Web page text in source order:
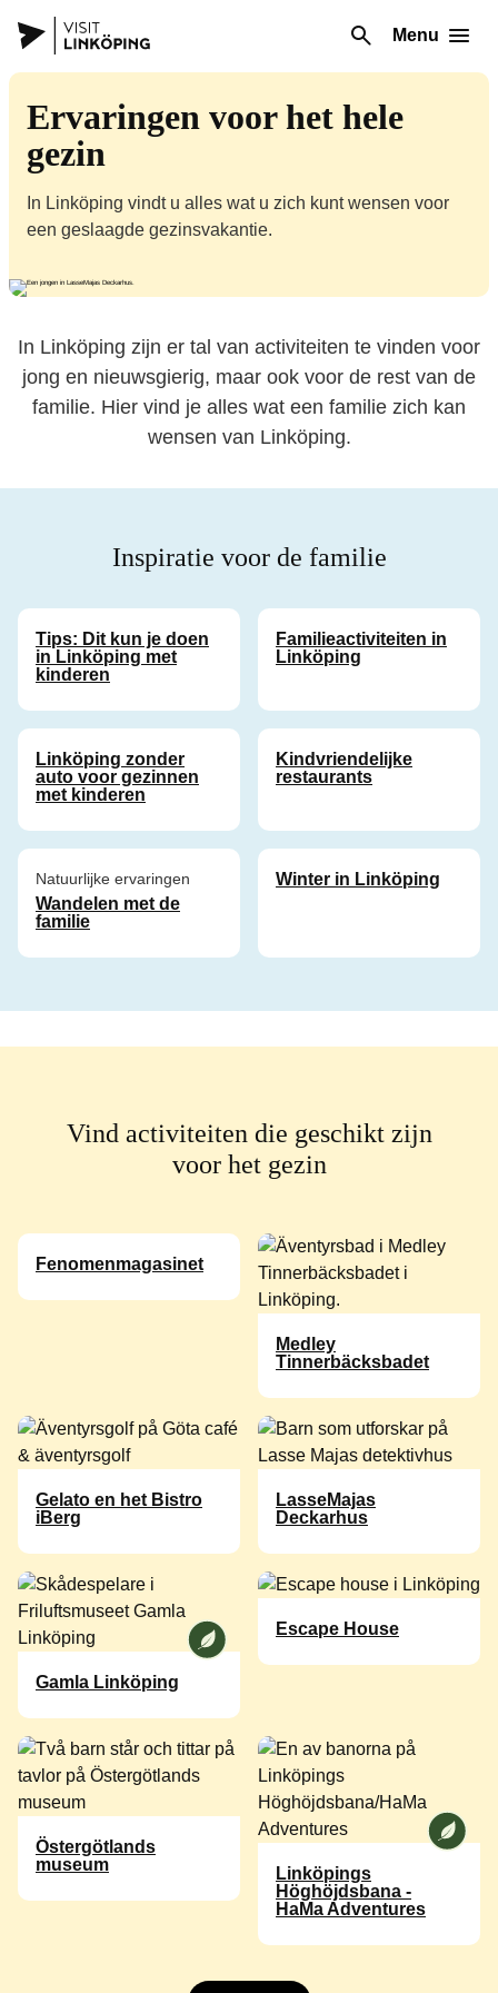
Menu
Ervaringen voor het hele
gezin
In Linköping vindt u alles wat u zich kunt wensen voor
een geslaagde gezinsvakantie.
In Linköping zijn er tal van activiteiten te vinden voor
jong en nieuwsgierig, maar ook voor de rest van de
familie. Hier vind je alles wat een familie zich kan
wensen van Linköping.
Inspiratie voor de familie
Tips: Dit kun je doen
in Linköping met
kinderen
Familieactiviteiten in
Linköping
Linköping zonder
auto voor gezinnen
met kinderen
Kindvriendelijke
restaurants
Natuurlijke ervaringen
Wandelen met de
familie
Winter in Linköping
Vind activiteiten die geschikt zijn
voor het gezin
Fenomenmagasinet
Medley
Tinnerbäcksbadet
Gelato en het Bistro
iBerg
LasseMajas
Deckarhus
Vi på [ANAME] är en Miljösäkrad
Gamla Linköping
Escape House
Östergötlands
museum
Vi på
Linköpings
Höghöjdsbana -
HaMa Adventures